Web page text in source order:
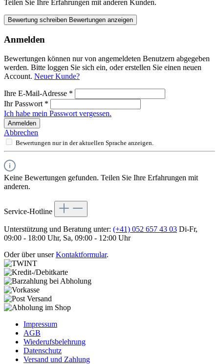
Teilen Sie Ihre Erfahrungen mit anderen Kunden.
Bewertung schreiben Bewertungen anzeigen
Anmelden
Bewertungen können nur von angemeldeten Benutzern abgegeben
werden. Bitte loggen Sie sich ein, oder erstellen Sie einen neuen
Account. Neuer Kunde?
Ihre E-Mail-Adresse *
Ihr Passwort *
Ich habe mein Passwort vergessen.
Anmelden
Abbrechen
Bewertungen nur in der aktuellen Sprache anzeigen.
Keine Bewertungen gefunden. Teilen Sie Ihre Erfahrungen mit
anderen.
Service-Hotline
Unterstützung und Beratung unter: (+41) 052 657 43 03 Di-Fr,
09:00 - 18:00 Uhr, Sa, 09:00 - 12:00 Uhr
Oder über unserKontaktformular.
Impressum
AGB
Wiederufsbelehrung
Datenschutz
Versand und Zahlung